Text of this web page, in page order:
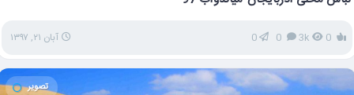
3k
0 آبان ۲۱, ۱۳۹۷
تصویر